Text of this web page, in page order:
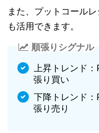
また、プットコール
も活用できます。
順張りシグナル
上昇トレンド
張り買い
下降トレンド：
張り売り